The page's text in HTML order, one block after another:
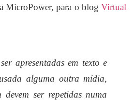
MicroPower, para o blogVirtual
apresentadas em texto e
alguma outra mídia,
ser repetidas numa